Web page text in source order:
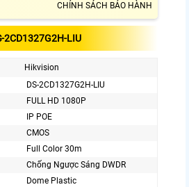
CHÍNH SÁCH BẢO HÀNH
2CD1327G2H-LIU
Hikvision
DS-2CD1327G2H-LIU
FULL HD 1080P
IP POE
CMOS
Full Color 30m
Chống Ngược Sáng DWDR
Dome Plastic